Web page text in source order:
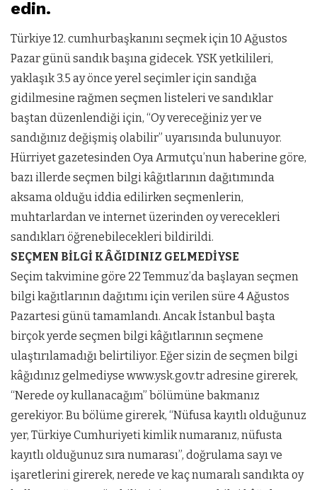
edin.
Türkiye 12. cumhurbaşkanını seçmek için 10 Ağustos
Pazar günü sandık başına gidecek. YSK yetkilileri,
yaklaşık 3.5 ay önce yerel seçimler için sandığa
gidilmesine rağmen seçmen listeleri ve sandıklar
baştan düzenlendiği için, “Oy vereceğiniz yer ve
sandığınız değişmiş olabilir” uyarısında bulunuyor.
Hürriyet gazetesinden Oya Armutçu’nun haberine göre,
bazı illerde seçmen bilgi kâğıtlarının dağıtımında
aksama olduğu iddia edilirken seçmenlerin,
muhtarlardan ve internet üzerinden oy verecekleri
sandıkları öğrenebilecekleri bildirildi.
SEÇMEN BİLGİ KÂĞIDINIZ GELMEDİYSE
Seçim takvimine göre 22 Temmuz’da başlayan seçmen
bilgi kağıtlarının dağıtımı için verilen süre 4 Ağustos
Pazartesi günü tamamlandı. Ancak İstanbul başta
birçok yerde seçmen bilgi kâğıtlarının seçmene
ulaştırılamadığı belirtiliyor. Eğer sizin de seçmen bilgi
kâğıdınız gelmediyse www.ysk.gov.tr adresine girerek,
“Nerede oy kullanacağım” bölümüne bakmanız
gerekiyor. Bu bölüme girerek, “Nüfusa kayıtlı olduğunuz
yer, Türkiye Cumhuriyeti kimlik numaranız, nüfusta
kayıtlı olduğunuz sıra numarası”, doğrulama sayı ve
işaretlerini girerek, nerede ve kaç numaralı sandıkta oy